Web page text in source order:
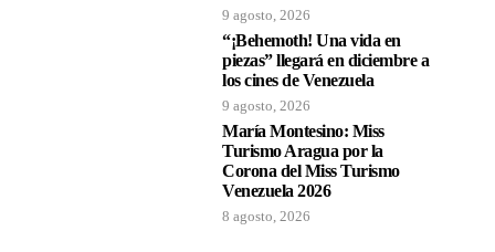
9 agosto, 2026
“¡Behemoth! Una vida en
piezas” llegará en diciembre a
los cines de Venezuela
9 agosto, 2026
María Montesino: Miss
Turismo Aragua por la
Corona del Miss Turismo
Venezuela 2026
8 agosto, 2026